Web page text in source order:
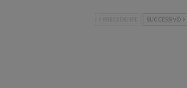
PRECEDENTE SUCCESSIVO